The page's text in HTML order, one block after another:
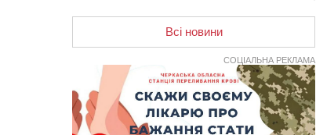
вулицях
збільшилась уп’ятеро з початку
повномасштабної війни
10:15
У Черкасах водій Audi Q5
спричинив аварію, не пропустивши
інший кросовер
Всі новини
СОЦІАЛЬНА РЕКЛАМА